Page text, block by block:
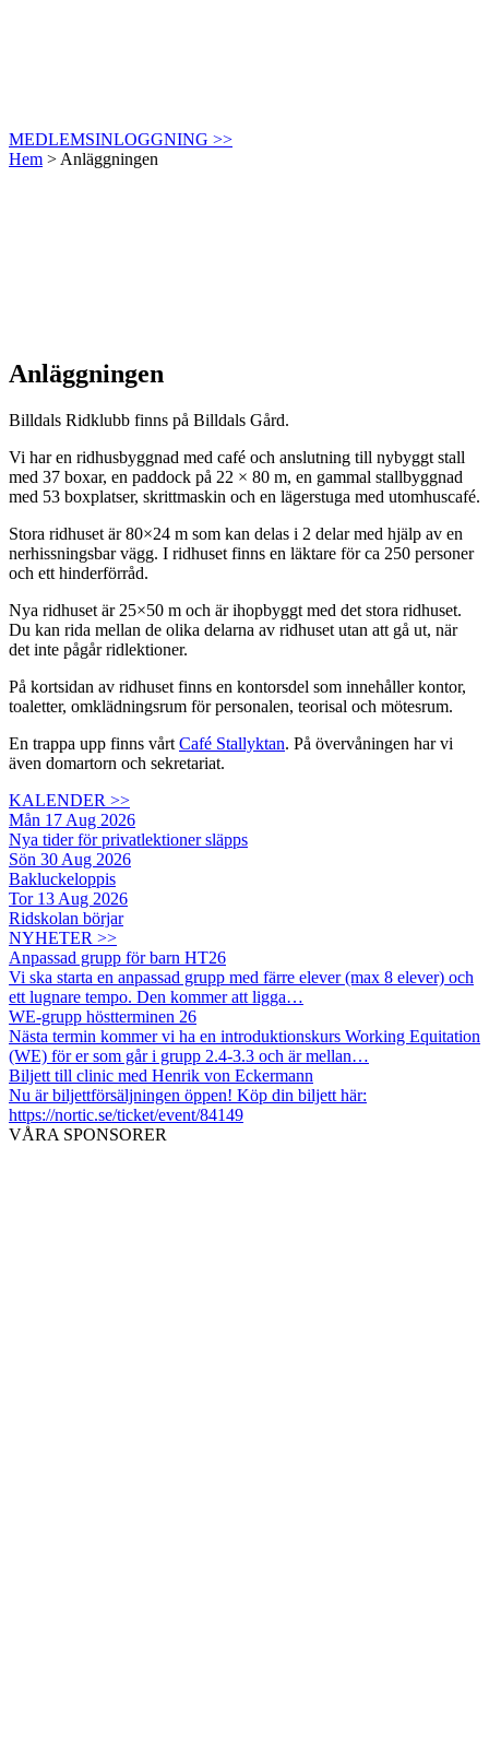
MEDLEMSINLOGGNING >>
Hem > Anläggningen
Anläggningen
Billdals Ridklubb finns på Billdals Gård.
Vi har en ridhusbyggnad med café och anslutning till nybyggt stall
med 37 boxar, en paddock på 22 × 80 m, en gammal stallbyggnad
med 53 boxplatser, skrittmaskin och en lägerstuga med utomhuscafé.
Stora ridhuset är 80×24 m som kan delas i 2 delar med hjälp av en
nerhissningsbar vägg. I ridhuset finns en läktare för ca 250 personer
och ett hinderförråd.
Nya ridhuset är 25×50 m och är ihopbyggt med det stora ridhuset.
Du kan rida mellan de olika delarna av ridhuset utan att gå ut, när
det inte pågår ridlektioner.
På kortsidan av ridhuset finns en kontorsdel som innehåller kontor,
toaletter, omklädningsrum för personalen, teorisal och mötesrum.
En trappa upp finns vårt Café Stallyktan. På övervåningen har vi
även domartorn och sekretariat.
KALENDER >>
Mån 17 Aug 2026
Nya tider för privatlektioner släpps
Sön 30 Aug 2026
Bakluckeloppis
Tor 13 Aug 2026
Ridskolan börjar
NYHETER >>
Anpassad grupp för barn HT26
Vi ska starta en anpassad grupp med färre elever (max 8 elever) och
ett lugnare tempo. Den kommer att ligga…
WE-grupp höstterminen 26
Nästa termin kommer vi ha en introduktionskurs Working Equitation
(WE) för er som går i grupp 2.4-3.3 och är mellan…
Biljett till clinic med Henrik von Eckermann
Nu är biljettförsäljningen öppen! Köp din biljett här:
https://nortic.se/ticket/event/84149
VÅRA SPONSORER